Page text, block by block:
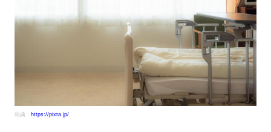
出典： https://pixta.jp/